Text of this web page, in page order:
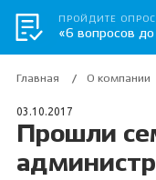
Главная О компании
03.10.2017
Прошли
ПРОЙДИТЕ
«6 вопросов